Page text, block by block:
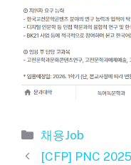
카
테
채용Job
[CFP] PNC 2025